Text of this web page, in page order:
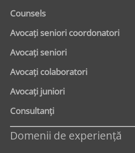
Counsels
Avocaţi seniori coordonatori
Avocaţi seniori
Avocaţi colaboratori
Avocaţi juniori
Consultanți
Domenii de experienţă